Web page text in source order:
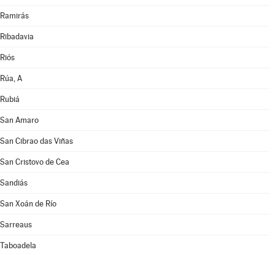
Ramirás
Ribadavia
Riós
Rúa, A
Rubiá
San Amaro
San Cibrao das Viñas
San Cristovo de Cea
Sandiás
San Xoán de Río
Sarreaus
Taboadela